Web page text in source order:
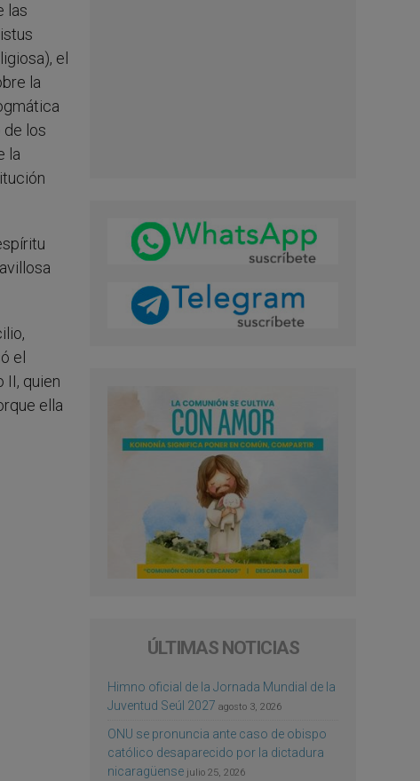
las
el
la
de los
la
el
II, quien
ella
ÚLTIMAS NOTICIAS
Himno oficial de la Jornada Mundial de la
Juventud Seúl 2027 agosto 3, 2026
ONU se pronuncia ante caso de obispo
católico desaparecido por la dictadura
nicaragüense julio 25, 2026